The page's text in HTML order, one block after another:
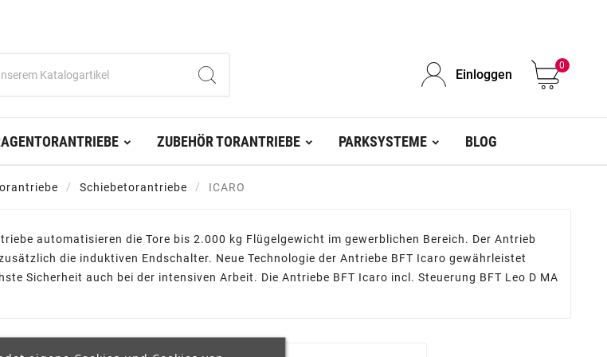
Einloggen
0
ZUBEHÖR TORANTRIEBE PARKSYSTEME BLOG
Schiebetorantriebe ICARO
automatisieren die Tore bis 2.000 kg Flügelgewicht im gewerblichen Bereich. Der Antrieb
die induktiven Endschalter. Neue Technologie der Antriebe BFT Icaro gewährleistet
Sicherheit auch bei der intensiven Arbeit. Die Antriebe BFT Icaro incl. Steuerung BFT Leo D MA